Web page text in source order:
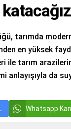
tarımda
en yüksek
ile tarım
da
Whatsapp